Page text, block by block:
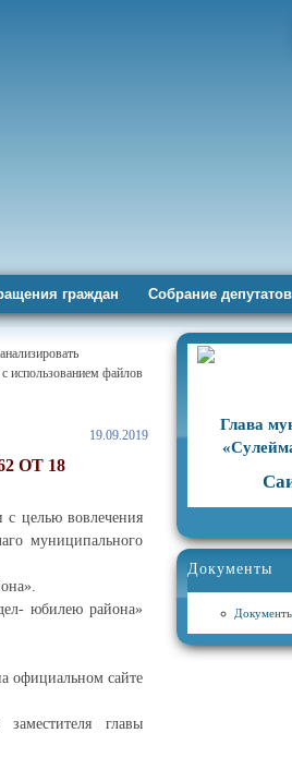
граждан Собрание депутатов
использованием файлов
19.09.2019
ОТ 18
с целью вовлечения
муниципального
юбилею района»
официальном сайте
главы
Глава
Документы